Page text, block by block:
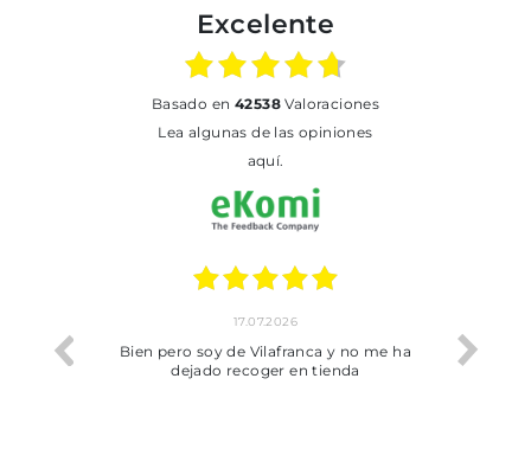
Excelente
basado en 42538Valoraciones
Lea algunas de las opiniones
aquí.
trobat
17.07.2026
Bien pero soy de Vilafranca y no me ha
dejado recoger en tienda